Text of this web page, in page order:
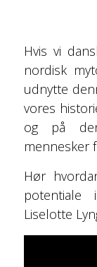
Hvis vi
nordisk
udnytte
vores
og på
mennesker
Hør
potentiale
Liselotte